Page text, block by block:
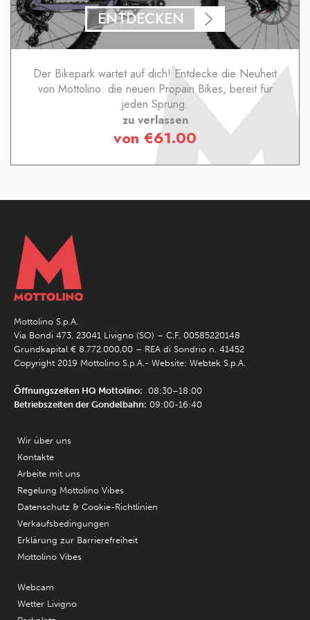
ENTDECKEN
Der Bikepark wartet auf dich! Entdecke die Neuheit
von Mottolino: die neuen Propain Bikes, bereit für
jeden Sprung.
zu verlassen
von €61.00
Mottolino S.p.A.
Via Bondi 473, 23041 Livigno (SO) – C.F. 00585220148
Grundkapital € 8.772.000,00 – REA di Sondrio n. 41452
Copyright 2019 Mottolino S.p.A.- Website: Webtek S.p.A.
Öffnungszeiten HQ Mottolino: 08:30–18:00
Betriebszeiten der Gondelbahn: 09:00-16:40
Wir über uns
Kontakte
Arbeite mit uns
Regelung Mottolino Vibes
Datenschutz & Cookie-Richtlinien
Verkaufsbedingungen
Erklärung zur Barrierefreiheit
Mottolino Vibes
Webcam
Wetter Livigno